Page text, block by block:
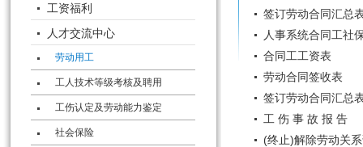
工资福利
人才交流中心
劳动用工
工人技术等级考核及聘用
工伤认定及劳动能力鉴定
社会保险
签订劳动合同汇总
人事系统合同工社
合同工工资表
劳动合同签收表
签订劳动合同汇总
工 伤 事 故 报 告
(终止)解除劳动关